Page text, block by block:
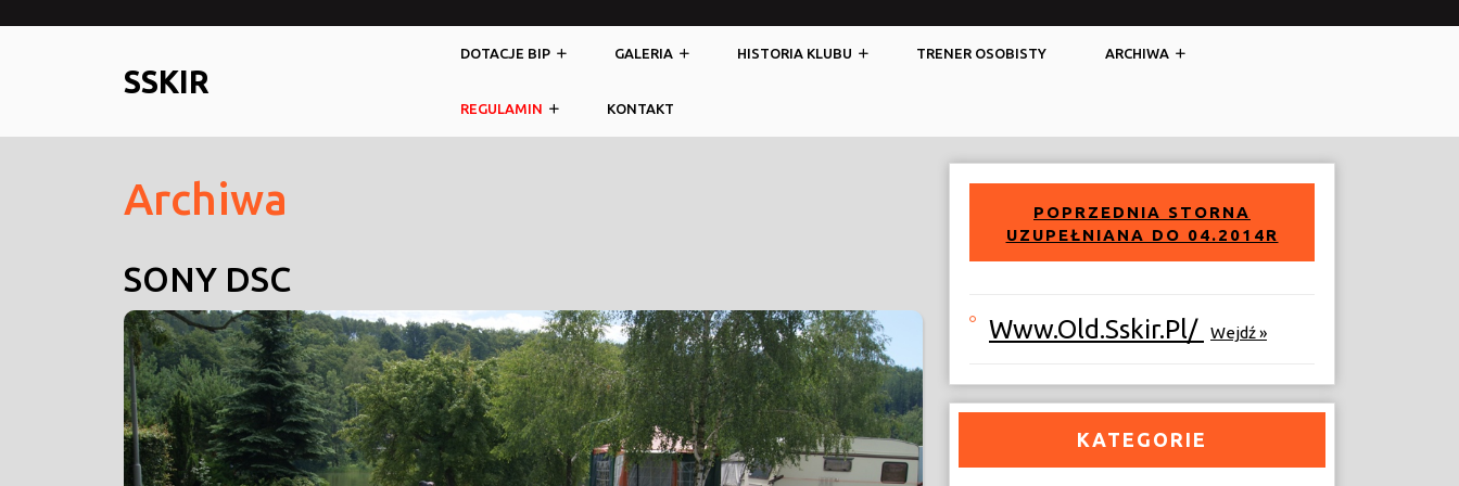
SSKIR
DOTACJE BIP GALERIA HISTORIA KLUBU TRENER OSOBISTY ARCHIWA
REGULAMIN KONTAKT
Archiwa
SONY DSC
POPRZEDNIA STORNA
UZUPEŁNIANA DO 04.2014R
Www.old.sskir.pl/ Wejdź »
KATEGORIE